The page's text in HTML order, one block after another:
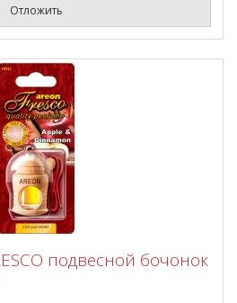
Отложить
подвесной бочонок